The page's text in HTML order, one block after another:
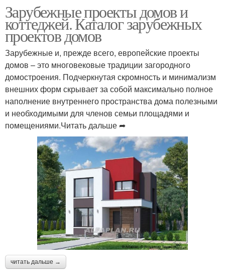
Зарубежные проекты домов и
коттеджей. Каталог зарубежных
проектов домов
Зарубежные и, прежде всего, европейские проекты
домов – это многовековые традиции загородного
домостроения. Подчеркнутая скромность и минимализм
внешних форм скрывает за собой максимально полное
наполнение внутреннего пространства дома полезными
и необходимыми для членов семьи площадями и
помещениями.Читать дальше ➦
читать дальше →